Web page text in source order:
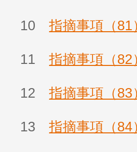
10 指摘事項（
11 指摘事項（
12 指摘事項（
13 指摘事項（